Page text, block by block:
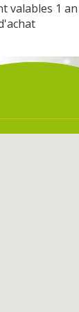
valables 1